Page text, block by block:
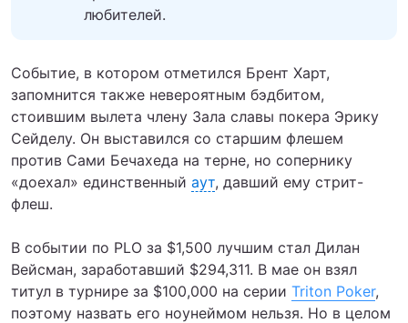
любителей.
Событие, в котором отметился Брент Харт,
запомнится также невероятным бэдбитом,
стоившим вылета члену Зала славы покера Эрику
Сейделу. Он выставился со старшим флешем
против Сами Бечахеда на терне, но сопернику
«доехал» единственный аут, давший ему стрит-
флеш.
В событии по PLO за $1,500 лучшим стал Дилан
Вейсман, заработавший $294,311. В мае он взял
титул в турнире за $100,000 на серии Triton Poker,
поэтому назвать его ноунеймом нельзя. Но в целом